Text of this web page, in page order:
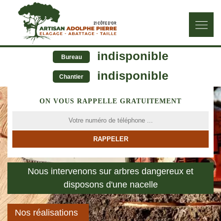
Bureau indisponible
Chantier indisponible
ON VOUS RAPPELLE GRATUITEMENT
Nous intervenons sur arbres dangereux et
disposons d'une nacelle
Nos réalisations